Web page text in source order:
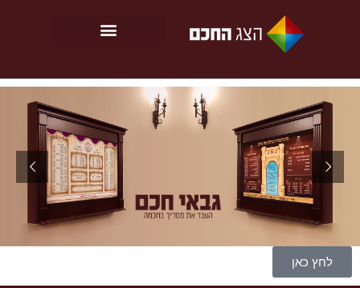
לחץ כאן